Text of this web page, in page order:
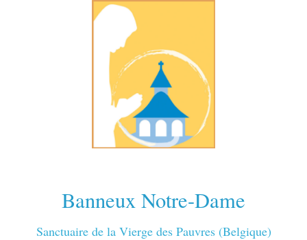
Banneux Notre-Dame
Sanctuaire de la Vierge des Pauvres (Belgique)